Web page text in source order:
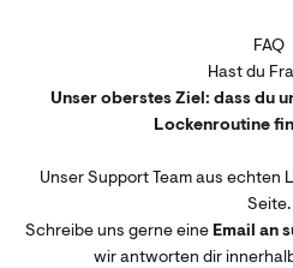
FAQ
Hast du
Unser oberstes Ziel: dass du
Lockenroutine
Unser Support Team aus echten
Seite.
Schreibe uns gerne eine Email an
wir antworten dir